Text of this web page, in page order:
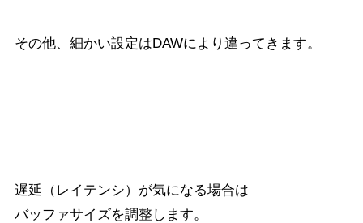
その他、細かい設定はDAWにより違ってきます。
遅延（レイテンシ）が気になる場合は
バッファサイズを調整します。